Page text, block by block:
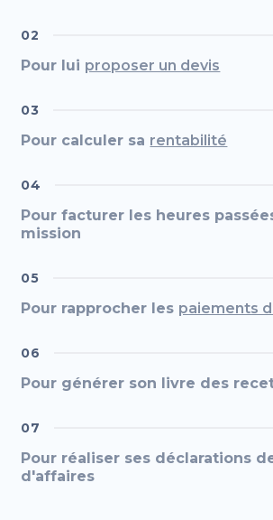
02
Pour lui proposer un devis
03
Pour calculer sa rentabilité
04
Pour facturer les heures
mission
05
Pour rapprocher les paiements
06
Pour générer son livre des
07
Pour réaliser ses déclarations
d'affaires